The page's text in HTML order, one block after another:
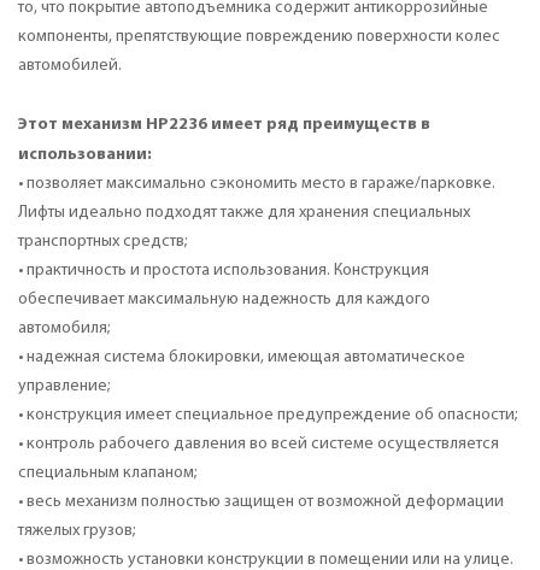
то, что покрытие автоподъемника содержит антикоррозийные
компоненты, препятствующие повреждению поверхности колес
автомобилей.
Этот механизм HP2236 имеет ряд преимуществ в
использовании:
• позволяет максимально сэкономить место в гараже/парковке.
Лифты идеально подходят также для хранения специальных
транспортных средств;
• практичность и простота использования. Конструкция
обеспечивает максимальную надежность для каждого
автомобиля;
• надежная система блокировки, имеющая автоматическое
управление;
• конструкция имеет специальное предупреждение об опасности;
• контроль рабочего давления во всей системе осуществляется
специальным клапаном;
• весь механизм полностью защищен от возможной деформации
тяжелых грузов;
• возможность установки конструкции в помещении или на улице.